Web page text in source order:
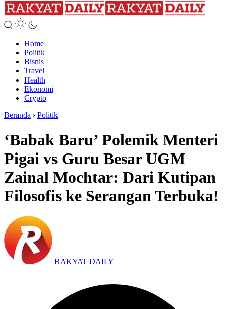
Home
Politik
Bisnis
Travel
Health
Ekonomi
Crypto
Beranda › Politik
‘Babak Baru’ Polemik Menteri
Pigai vs Guru Besar UGM
Zainal Mochtar: Dari Kutipan
Filosofis ke Serangan Terbuka!
RAKYAT DAILY